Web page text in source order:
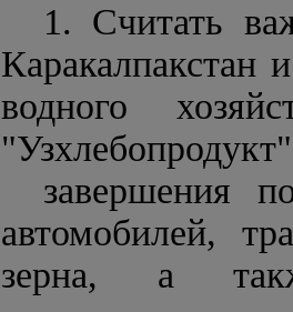
1. Считать
Каракалпакстан
водного
завершения
автомобилей,
зерна, а